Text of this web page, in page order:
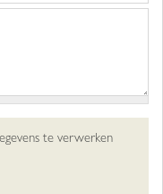
te verwerken